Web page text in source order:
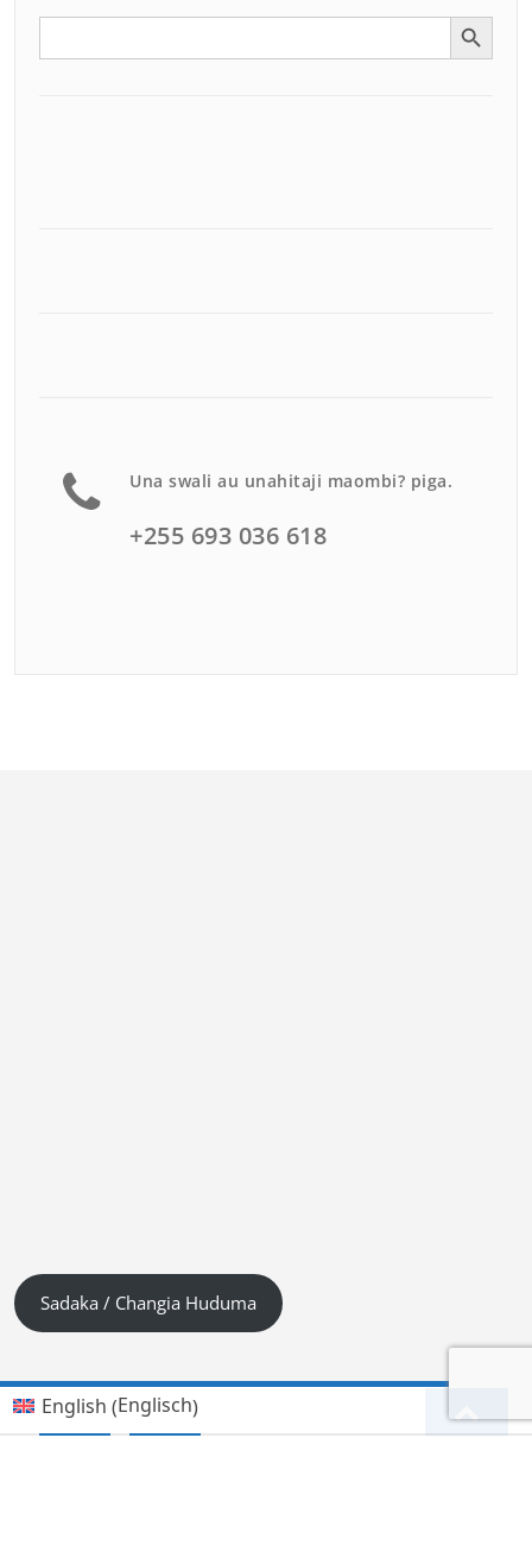
Search Search Button
Una swali au unahitaji maombi? piga.
+255 693 036 618
Sadaka / Changia Huduma
English (Englisch)
Kiswahili (Tanzania)